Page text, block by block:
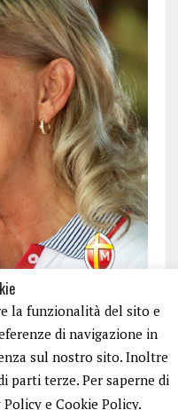
la funzionalità del sito e
di navigazione in
sul nostro sito. Inoltre
parti terze. Per saperne di
e Cookie Policy.